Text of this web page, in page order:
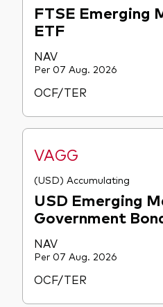
FTSE Emerging
ETF
NAV
Per 07 Aug. 2026
OCF/TER
VAGG
(USD) Accumulating
USD Emerging
Government
NAV
Per 07 Aug. 2026
OCF/TER